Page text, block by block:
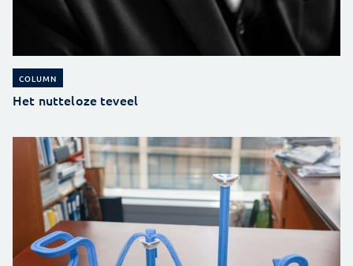
COLUMN
Het nutteloze teveel